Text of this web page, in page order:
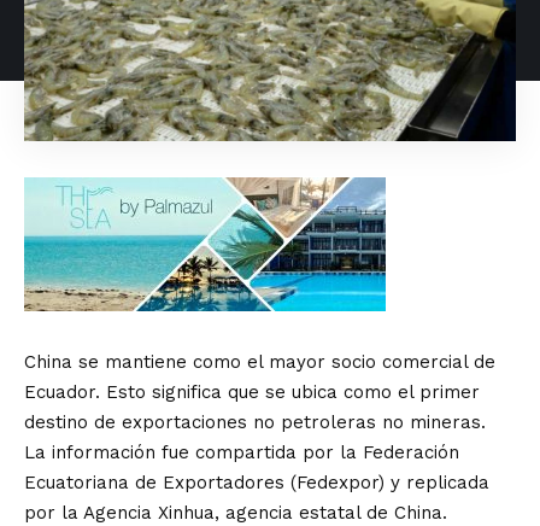
China se mantiene como el mayor socio comercial de
Ecuador. Esto significa que se ubica como el primer
destino de exportaciones no petroleras no mineras.
La información fue compartida por la Federación
Ecuatoriana de Exportadores (Fedexpor) y replicada
por la Agencia Xinhua, agencia estatal de China.